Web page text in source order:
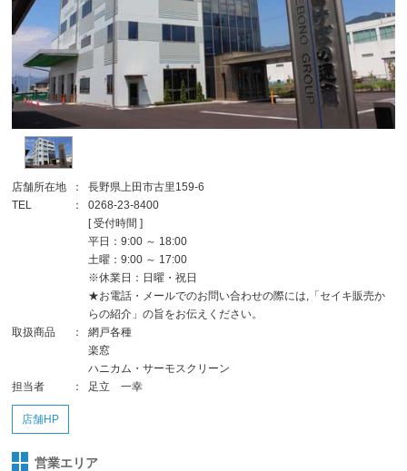
店舗所在地 ：
長野県上田市古里159-6
TEL
：
0268-23-8400
[ 受付時間 ]
平日：9:00 ～ 18:00
土曜：9:00 ～ 17:00
※休業日：日曜・祝日
★お電話・メールでのお問い合わせの際には,「セイキ販売か
らの紹介」の旨をお伝えください。
取扱商品
：
網戸各種
楽窓
ハニカム・サーモスクリーン
担当者
： 足立 一幸
店舗HP
営業エリア